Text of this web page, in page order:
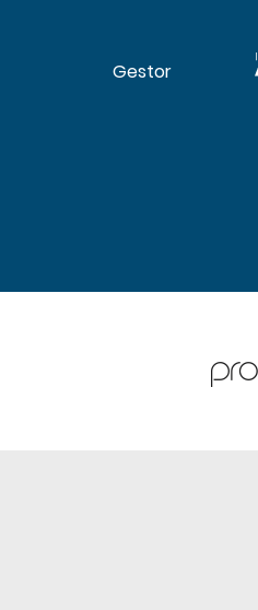
Gestor